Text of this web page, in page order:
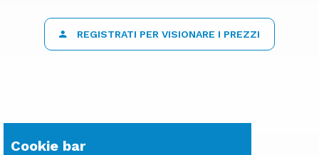
REGISTRATI PER VISIONARE I PREZZI
Cookie bar